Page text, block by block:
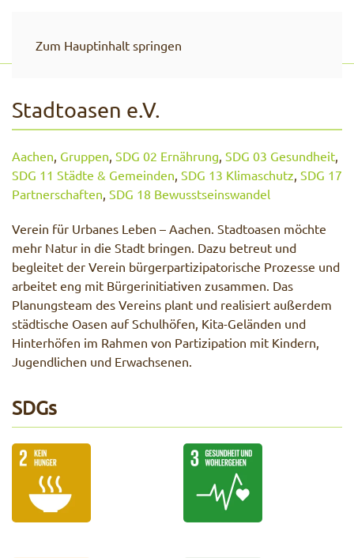
Zum Hauptinhalt springen
Stadtoasen e.V.
Aachen, Gruppen, SDG 02 Ernährung, SDG 03 Gesundheit,
SDG 11 Städte & Gemeinden, SDG 13 Klimaschutz, SDG 17
Partnerschaften, SDG 18 Bewusstseinswandel
Verein für Urbanes Leben – Aachen. Stadtoasen möchte
mehr Natur in die Stadt bringen. Dazu betreut und
begleitet der Verein bürgerpartizipatorische Prozesse und
arbeitet eng mit Bürgerinitiativen zusammen. Das
Planungsteam des Vereins plant und realisiert außerdem
städtische Oasen auf Schulhöfen, Kita-Geländen und
Hinterhöfen im Rahmen von Partizipation mit Kindern,
Jugendlichen und Erwachsenen.
SDGs